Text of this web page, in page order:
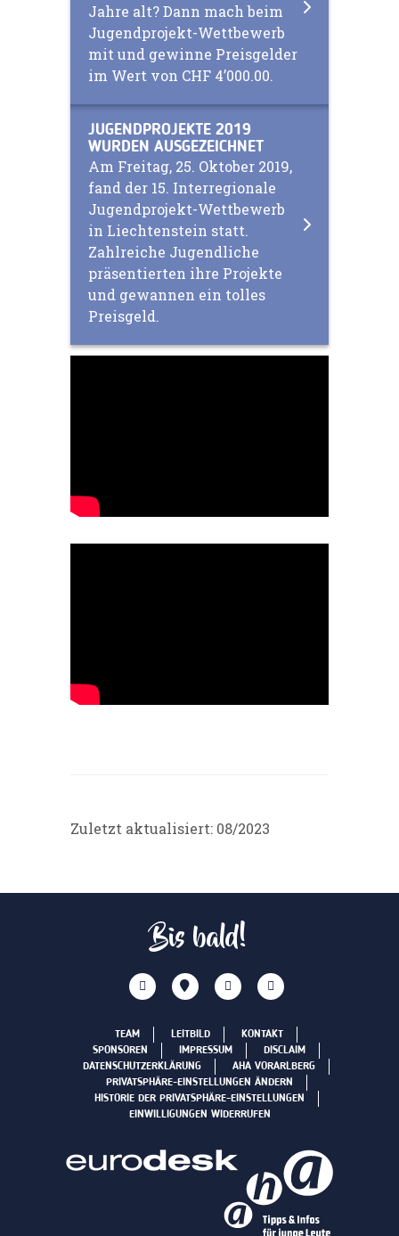
Jahre alt? Dann mach beim
Jugendprojekt-Wettbewerb
mit und gewinne Preisgelder
im Wert von CHF 4’000.00.
JUGENDPROJEKTE 2019
WURDEN AUSGEZEICHNET
Am Freitag, 25. Oktober 2019,
fand der 15. Interregionale
Jugendprojekt-Wettbewerb
in Liechtenstein statt.
Zahlreiche Jugendliche
präsentierten ihre Projekte
und gewannen ein tolles
Preisgeld.
Zuletzt aktualisiert: 08/2023
Bis bald!
TEAM LEITBILD
KONTAKT
SPONSOREN
IMPRESSUM
DISCLAIM
DATENSCHUTZERKLÄRUNG
AHA VORARLBERG
PRIVATSPHÄRE-EINSTELLUNGEN ÄNDERN
HISTORIE DER PRIVATSPHÄRE-EINSTELLUNGEN
EINWILLIGUNGEN WIDERRUFEN